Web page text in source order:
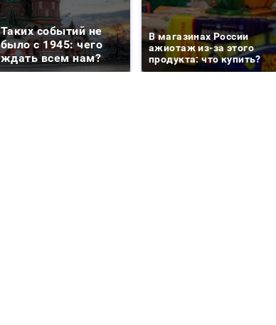
Таких событий не
было с 1945: чего
ждать всем нам?
В магазинах России
ажиотаж из-за этого
продукта: что купить?